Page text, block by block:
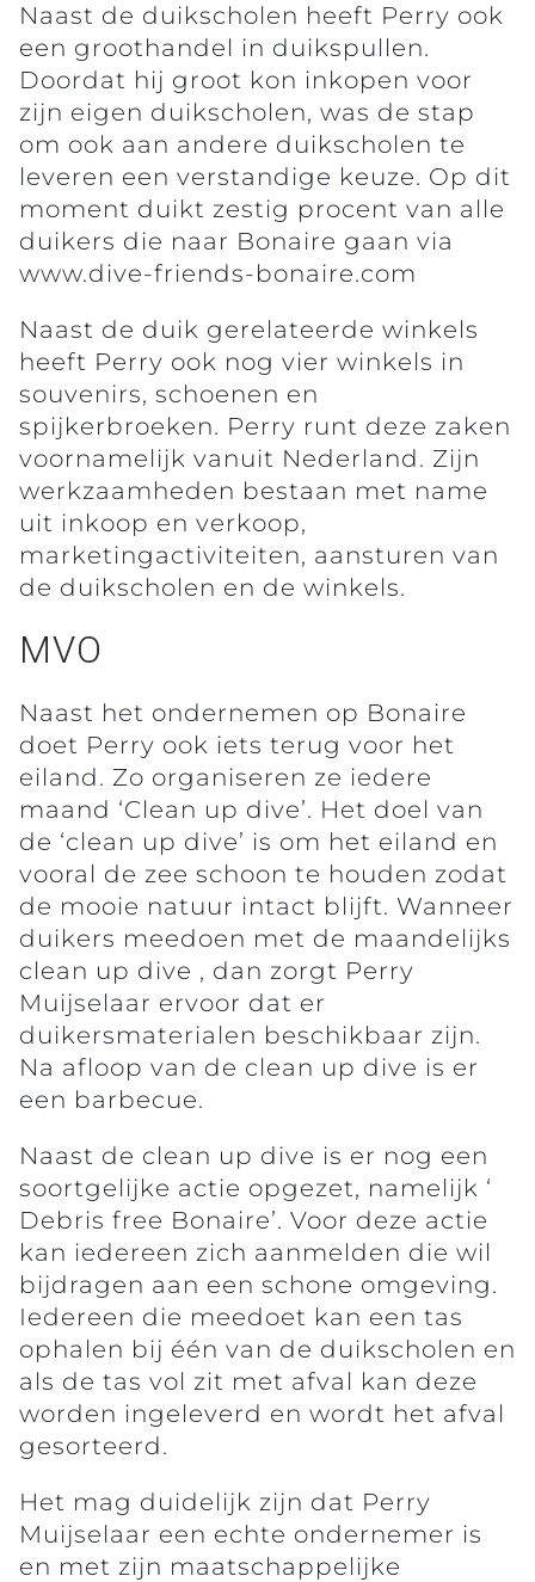
Naast de duikscholen heeft Perry ook
een groothandel in duikspullen.
Doordat hij groot kon inkopen voor
zijn eigen duikscholen, was de stap
om ook aan andere duikscholen te
leveren een verstandige keuze. Op dit
moment duikt zestig procent van alle
duikers die naar Bonaire gaan via
www.dive-friends-bonaire.com
Naast de duik gerelateerde winkels
heeft Perry ook nog vier winkels in
souvenirs, schoenen en
spijkerbroeken. Perry runt deze zaken
voornamelijk vanuit Nederland. Zijn
werkzaamheden bestaan met name
uit inkoop en verkoop,
marketingactiviteiten, aansturen van
de duikscholen en de winkels.
MVO
Naast het ondernemen op Bonaire
doet Perry ook iets terug voor het
eiland. Zo organiseren ze iedere
maand ‘Clean up dive’. Het doel van
de ‘clean up dive’ is om het eiland en
vooral de zee schoon te houden zodat
de mooie natuur intact blijft. Wanneer
duikers meedoen met de maandelijks
clean up dive , dan zorgt Perry
Muijselaar ervoor dat er
duikersmaterialen beschikbaar zijn.
Na afloop van de clean up dive is er
een barbecue.
Naast de clean up dive is er nog een
soortgelijke actie opgezet, namelijk ‘
Debris free Bonaire’. Voor deze actie
kan iedereen zich aanmelden die wil
bijdragen aan een schone omgeving.
Iedereen die meedoet kan een tas
ophalen bij één van de duikscholen en
als de tas vol zit met afval kan deze
worden ingeleverd en wordt het afval
gesorteerd.
Het mag duidelijk zijn dat Perry
Muijselaar een echte ondernemer is
en met zijn maatschappelijke